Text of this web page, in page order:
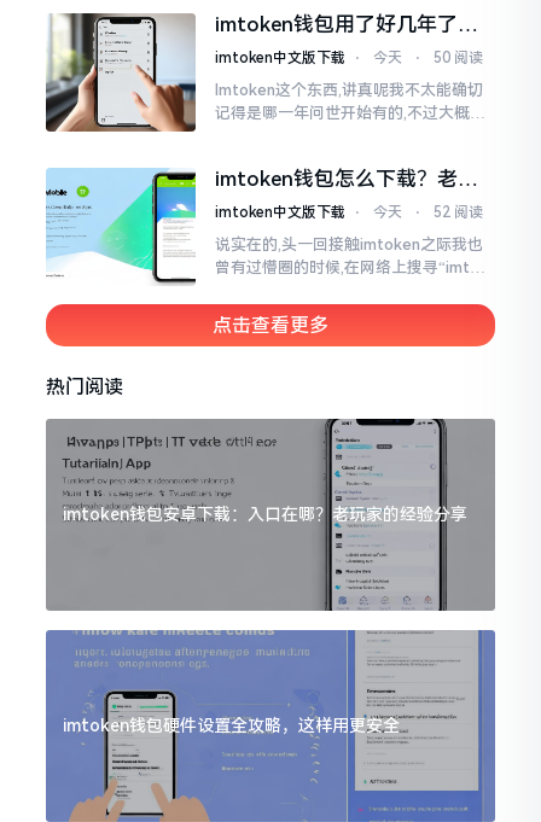
imtoken钱包用了好几年了，
到底多少年了？
imtoken中文版下载 ⋅ 今天 ⋅ 50 阅读
Imtoken这个东西,讲真呢我不太能确切
记得是哪一年问世开始有的,不过大概在
多快要十年的时间了。
imtoken钱包怎么下载？老用
户告诉你靠谱渠道
imtoken中文版下载 ⋅ 今天 ⋅ 52 阅读
说实在的,头一回接触imtoken之际我也
曾有过懵圈的时候,在网络上搜寻“imtok
各样,难以分辨真假,我自己就遭遇过麻烦
点击查看更多
热门阅读
imtoken钱包安卓下载：入口在哪？老玩家的经验分享
imtoken钱包硬件设置全攻略，这样用更安全